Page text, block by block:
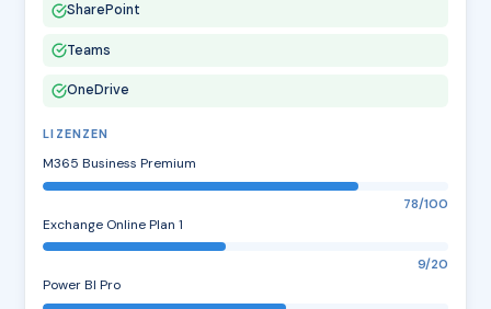
SharePoint
Teams
OneDrive
LIZENZEN
M365 Business Premium
78/100
Exchange Online Plan 1
9/20
Power BI Pro